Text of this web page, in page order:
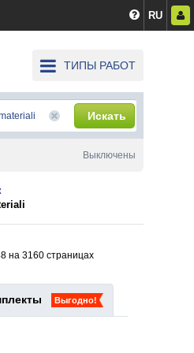
RU
ТИПЫ РАБОТ
Искать
на 3160 страницах
Выгодно!
Выключены